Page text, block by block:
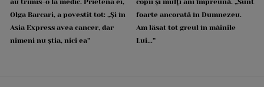
Olga Barcari, a povestit tot: „Și în
Asia Express avea cancer, dar
nimeni nu știa, nici ea”
foarte ancorată în Dumnezeu.
Am lăsat tot greul în mâinile
Lui...”